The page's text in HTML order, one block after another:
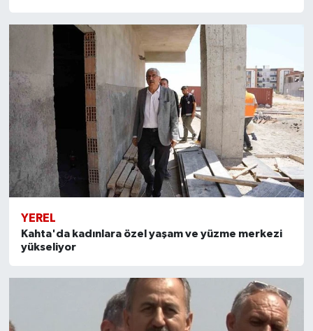
YEREL
Kahta'da kadınlara özel yaşam ve yüzme merkezi
yükseliyor